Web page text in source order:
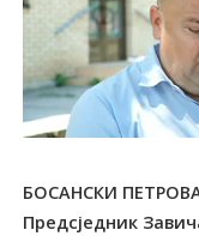
БОСАНСКИ
Предсједник